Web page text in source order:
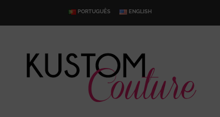
PORTUGUÊS ENGLISH